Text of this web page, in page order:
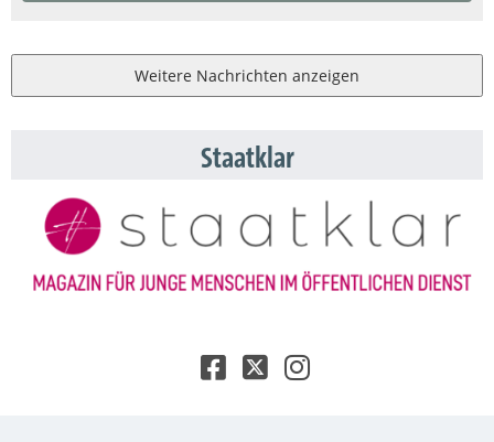
Weitere Nachrichten anzeigen
Staatklar